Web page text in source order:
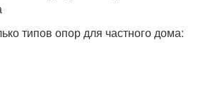
типов опор для частного дома: